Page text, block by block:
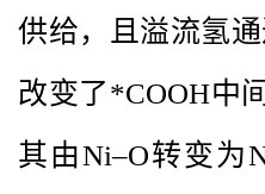
供给，且溢流氢通
改变了*COOH中
其由Ni–O转变为